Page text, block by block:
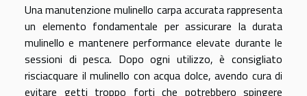
Una manutenzione mulinello carpa accurata rappresenta
un elemento fondamentale per assicurare la durata
mulinello e mantenere performance elevate durante le
sessioni di pesca. Dopo ogni utilizzo, è consigliato
risciacquare il mulinello con acqua dolce, avendo cura di
evitare getti troppo forti che potrebbero spingere